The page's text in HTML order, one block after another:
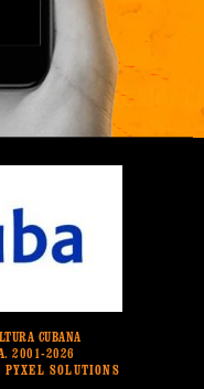
CUBANA
2001-2026
PYXEL SOLUTIONS